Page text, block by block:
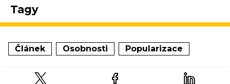
Tagy
Článek Osobnosti Popularizace